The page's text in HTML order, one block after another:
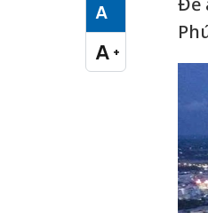
A
Cỡ chữ vừa
A +
Cỡ chữ lớn